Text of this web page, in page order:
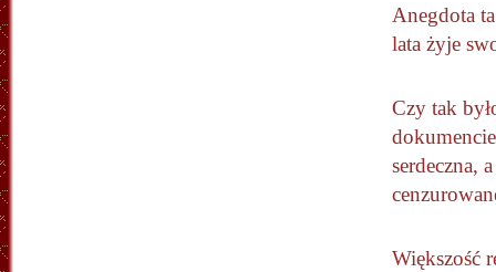
Anegdota
lata żyje
Czy tak
serdeczna,
Większość